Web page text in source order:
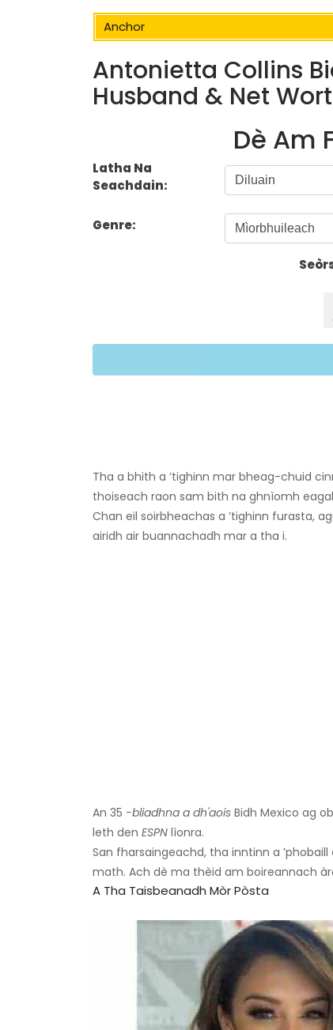
Anchor
Antonietta Collins
Husband & Net
Dè Am
Latha Na
Seachdain:
Genre:
Tha a bhith a ’tighinn mar bheag-chuid
thoiseach raon sam bith na ghnìomh
Chan eil soirbheachas a ’tighinn furasta,
airidh air buannachadh mar a tha i.
An 35 -bliadhna a dh'aois Bidh Mexico ag
leth den ESPN lìonra.
San fharsaingeachd, tha inntinn a
math. Ach dè ma thèid am boireannach
A Tha Taisbeanadh Mòr Pòsta